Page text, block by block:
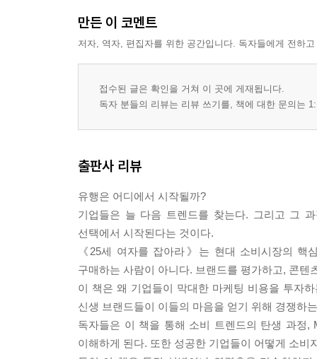
2-8. 팬덤 소비와 커뮤니티
PART 3 · 외식·뷰티·패션에서 읽는 소비 생태계
3-3. 외식업 성공 공식의 변화
3-5. 뷰티 트렌드는 어떻게 상품이 되는가
3-7. 작은 브랜드가 빠르게 성장하는 방식
만든 이 코멘트
저자, 역자, 편집자를 위한 공간입니다. 독자들에게 전하
접수된 글은 확인을 거쳐 이 곳에 게재됩니다.
독자 분들의 리뷰는 리뷰 쓰기를, 책에 대한 문의는
출판사 리뷰
유행은 어디에서 시작될까?
기업들은 늘 다음 트렌드를 찾는다. 그리고 그
선택에서 시작된다는 것이다.
《25세 여자를 잡아라》는 현대 소비시장의 핵
구매하는 사람이 아니다. 브랜드를 평가하고, 콘
이 책은 왜 기업들이 막대한 마케팅 비용을 투자
신생 브랜드들이 이들의 마음을 얻기 위해 경쟁하
독자들은 이 책을 통해 소비 트렌드의 탄생 과정
이해하게 된다. 또한 성공한 기업들이 어떻게 소